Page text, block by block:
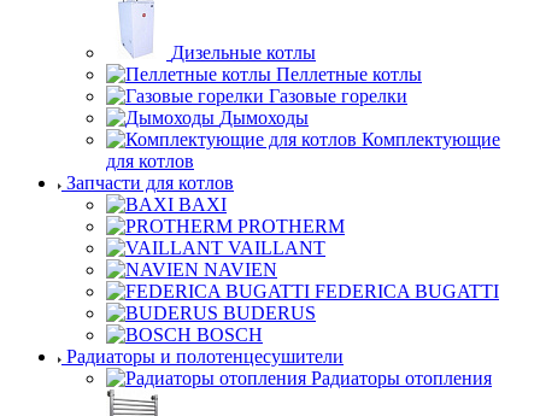
Дизельные котлы
Пеллетные котлы
Газовые горелки
Дымоходы
Комплектующие
для котлов
Запчасти для котлов
BAXI
PROTHERM
VAILLANT
NAVIEN
FEDERICA BUGATTI
BUDERUS
BOSCH
Радиаторы и полотенцесушители
Радиаторы отопления